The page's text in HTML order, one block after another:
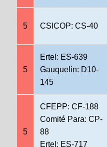
5 CSICOP: CS-40
5
Ertel: ES-639
Gauquelin: D10-
145
5
CFEPP: CF-188
Comité Para: CP-
88
Ertel: ES-717